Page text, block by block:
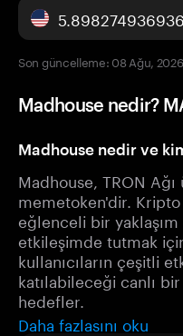
Son güncelleme: 08 Ağu,
Madhouse nedir?
Madhouse nedir ve
Madhouse, TRON
memetoken'dir.
eğlenceli bir
etkileşimde tutmak
kullanıcıların çeşitli
katılabileceği canlı
hedefler.
Daha fazlasını oku